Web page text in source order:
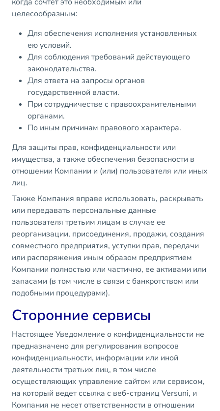
целесообразным:
Для обеспечения исполнения установленных
ею условий.
Для соблюдения требований действующего
законодательства.
Для ответа на запросы органов
государственной власти.
При сотрудничестве с правоохранительными
органами.
По иным причинам правового характера.
Для защиты прав, конфиденциальности или
имущества, а также обеспечения безопасности в
отношении Компании и (или) пользователя или иных
лиц.
Также Компания вправе использовать, раскрывать
или передавать персональные данные
пользователя третьим лицам в случае ее
реорганизации, присоединения, продажи, создания
совместного предприятия, уступки прав, передачи
или распоряжения иным образом предприятием
Компании полностью или частично, ее активами или
запасами (в том числе в связи с банкротством или
подобными процедурами).
Сторонние сервисы
Настоящее Уведомление о конфиденциальности не
предназначено для регулирования вопросов
конфиденциальности, информации или иной
деятельности третьих лиц, в том числе
осуществляющих управление сайтом или сервисом,
на который ведет ссылка с веб-страниц Versuni, и
Компания не несет ответственности в отношении